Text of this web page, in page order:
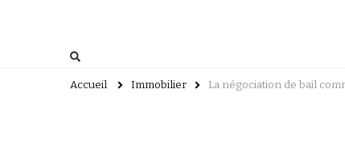
Accueil Immobilier La négociation de bail